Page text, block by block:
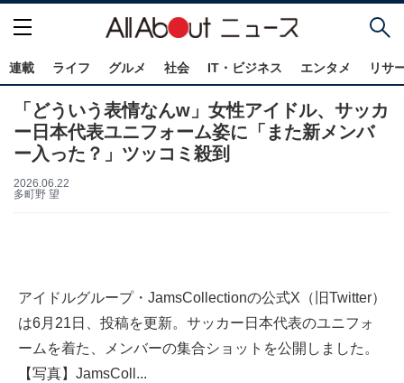
連載 ライフ グルメ 社会 IT・ビジネス エンタメ リサ
「どういう表情なんw」女性アイドル、サッカ
ー日本代表ユニフォーム姿に「また新メンバ
ー入った？」ツッコミ殺到
2026.06.22
多町野 望
アイドルグループ・JamsCollectionの公式X（旧Twitter）
は6月21日、投稿を更新。サッカー日本代表のユニフォ
ームを着た、メンバーの集合ショットを公開しました。
【写真】JamsColl...